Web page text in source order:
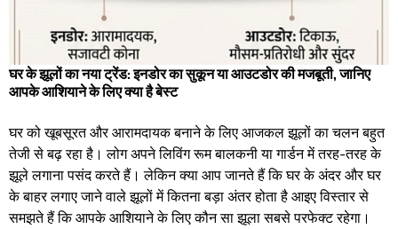
घर के झूलों का नया ट्रेंड: इनडोर का सुकून या आउटडोर की मजबूती, जानिए
आपके आशियाने के लिए क्या है बेस्ट
​घर को खूबसूरत और आरामदायक बनाने के लिए आजकल झूलों का चलन बहुत
तेजी से बढ़ रहा है। लोग अपने लिविंग रूम बालकनी या गार्डन में तरह-तरह के
झूले लगाना पसंद करते हैं। लेकिन क्या आप जानते हैं कि घर के अंदर और घर
के बाहर लगाए जाने वाले झूलों में कितना बड़ा अंतर होता है आइए विस्तार से
समझते हैं कि आपके आशियाने के लिए कौन सा झूला सबसे परफेक्ट रहेगा। ​